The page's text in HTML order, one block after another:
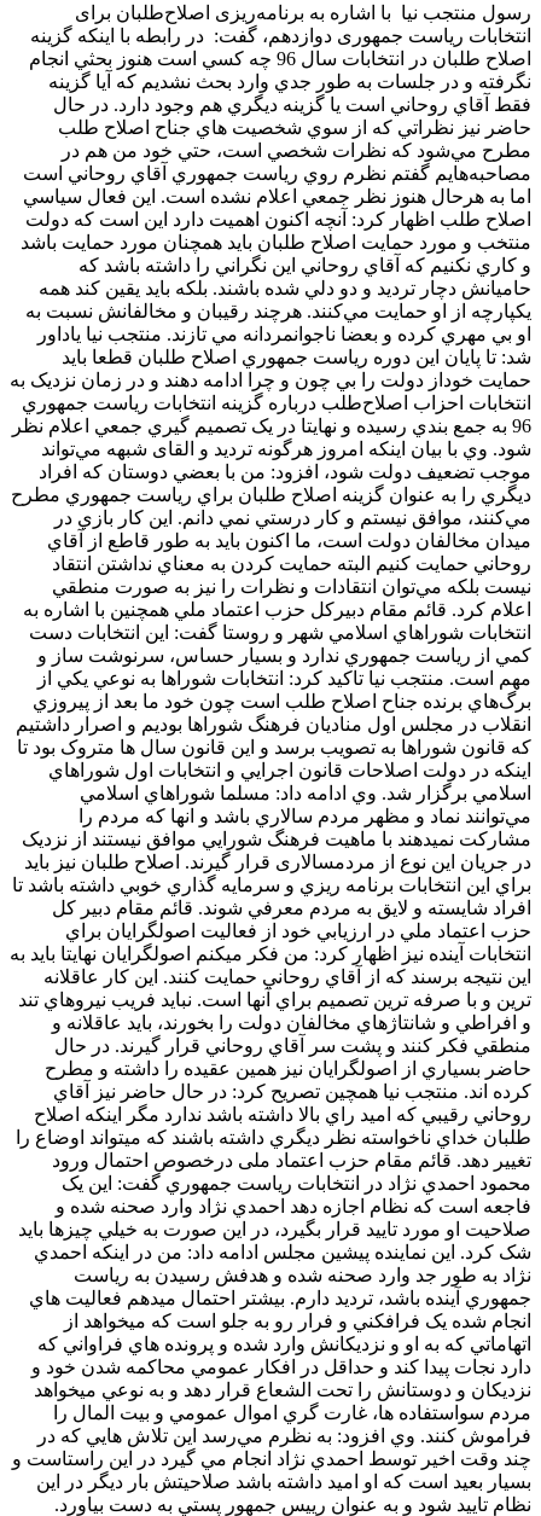
رسول منتجب نيا با اشاره به برنامه‌ریزی اصلاح‌طلبان برای
انتخابات ریاست جمهوری دوازدهم، گفت: در رابطه با اينکه گزينه
اصلاح طلبان در انتخابات سال 96 چه کسي است هنوز بحثي انجام
نگرفته و در جلسات به طور جدي وارد بحث نشديم که آيا گزينه
فقط آقاي روحاني است يا گزينه ديگري هم وجود دارد. در حال
حاضر نيز نظراتي که از سوي شخصيت هاي جناح اصلاح طلب
مطرح مي‌شود که نظرات شخصي است، حتي خود من هم در
مصاحبه‌هايم گفتم نظرم روي رياست جمهوري آقاي روحاني است
اما به هرحال هنوز نظر جمعي اعلام نشده است. اين فعال سياسي
اصلاح طلب اظهار کرد: آنچه اکنون اهميت دارد اين است که دولت
منتخب و مورد حمايت اصلاح طلبان بايد همچنان مورد حمايت باشد
و کاري نکنيم که آقاي روحاني اين نگراني را داشته باشد که
حاميانش دچار ترديد و دو دلي شده باشند. بلکه بايد يقين کند همه
يکپارچه از او حمايت مي‌کنند. هرچند رقيبان و مخالفانش نسبت به
او بي مهري کرده و بعضا ناجوانمردانه مي تازند. منتجب نيا ياداور
شد: تا پايان اين دوره رياست جمهوري اصلاح طلبان قطعا بايد
حمايت خوداز دولت را بي چون و چرا ادامه دهند و در زمان نزديک به
انتخابات احزاب اصلاح‌طلب درباره گزينه انتخابات رياست جمهوري
96 به جمع بندي رسيده و نهايتا در يک تصميم گيري جمعي اعلام نظر
شود. وي با بيان اينکه امروز هرگونه ترديد و القای شبهه مي‌تواند
موجب تضعيف دولت شود، افزود: من با بعضي دوستان که افراد
ديگري را به عنوان گزينه اصلاح طلبان براي رياست جمهوري مطرح
مي‌کنند، موافق نيستم و کار درستي نمي دانم. اين کار بازي در
ميدان مخالفان دولت است، ما اکنون بايد به طور قاطع از آقاي
روحاني حمايت کنيم البته حمايت کردن به معناي نداشتن انتقاد
نيست بلکه مي‌توان انتقادات و نظرات را نيز به صورت منطقي
اعلام کرد. قائم مقام دبيرکل حزب اعتماد ملي همچنين با اشاره به
انتخابات شوراهاي اسلامي شهر و روستا گفت: اين انتخابات دست
کمي از رياست جمهوري ندارد و بسيار حساس، سرنوشت ساز و
مهم است. منتجب نيا تاکيد کرد: انتخابات شوراها به نوعي يکي از
برگ‌هاي برنده جناح اصلاح طلب است چون خود ما بعد از پيروزي
انقلاب در مجلس اول مناديان فرهنگ شوراها بوديم و اصرار داشتيم
که قانون شوراها به تصويب برسد و اين قانون سال ها متروک بود تا
اينکه در دولت اصلاحات قانون اجرايي و انتخابات اول شوراهاي
اسلامي برگزار شد. وي ادامه داد: مسلما شوراهاي اسلامي
مي‌توانند نماد و مظهر مردم سالاري باشد و انها که مردم را
مشارکت نميدهند با ماهيت فرهنگ شورايي موافق نيستند از نزدیک
در جریان این نوع از مردمسالاری قرار گیرند. اصلاح طلبان نيز بايد
براي اين انتخابات برنامه ريزي و سرمايه گذاري خوبي داشته باشد تا
افراد شايسته و لايق به مردم معرفي شوند. قائم مقام دبير کل
حزب اعتماد ملي در ارزيابي خود از فعاليت اصولگرايان براي
انتخابات آينده نيز اظهار کرد: من فکر ميکنم اصولگرايان نهايتا بايد به
اين نتيجه برسند که از آقاي روحاني حمايت کنند. اين کار عاقلانه
ترين و با صرفه ترين تصميم براي آنها است. نبايد فريب نيروهاي تند
و افراطي و شانتاژهاي مخالفان دولت را بخورند، بايد عاقلانه و
منطقي فکر کنند و پشت سر آقاي روحاني قرار گيرند. در حال
حاضر بسياري از اصولگرايان نيز همين عقيده را داشته و مطرح
کرده اند. منتجب نيا همچين تصريح کرد: در حال حاضر نيز آقاي
روحاني رقيبي که اميد راي بالا داشته باشد ندارد مگر اينکه اصلاح
طلبان خداي ناخواسته نظر ديگري داشته باشند که ميتواند اوضاع را
تغيير دهد. قائم مقام حزب اعتماد ملی درخصوص احتمال ورود
محمود احمدي نژاد در انتخابات رياست جمهوري گفت: اين يک
فاجعه است که نظام اجازه دهد احمدي نژاد وارد صحنه شده و
صلاحيت او مورد تاييد قرار بگيرد، در اين صورت به خيلي چيزها بايد
شک کرد. اين نماينده پيشين مجلس ادامه داد: من در اينکه احمدي
نژاد به طور جد وارد صحنه شده و هدفش رسيدن به رياست
جمهوري آينده باشد، ترديد دارم. بيشتر احتمال ميدهم فعاليت هاي
انجام شده يک فرافکني و فرار رو به جلو است که ميخواهد از
اتهاماتي که به او و نزديکانش وارد شده و پرونده هاي فراواني که
دارد نجات پيدا کند و حداقل در افکار عمومي محاکمه شدن خود و
نزديکان و دوستانش را تحت الشعاع قرار دهد و به نوعي ميخواهد
مردم سواستفاده ها، غارت گري اموال عمومي و بيت المال را
فراموش کنند. وي افزود: به نظرم مي‌رسد اين تلاش هايي که در
چند وقت اخير توسط احمدي نژاد انجام مي گيرد در اين راستاست و
بسيار بعيد است که او اميد داشته باشد صلاحيتش بار ديگر در اين
نظام تاييد شود و به عنوان رييس جمهور پستي به دست بياورد.